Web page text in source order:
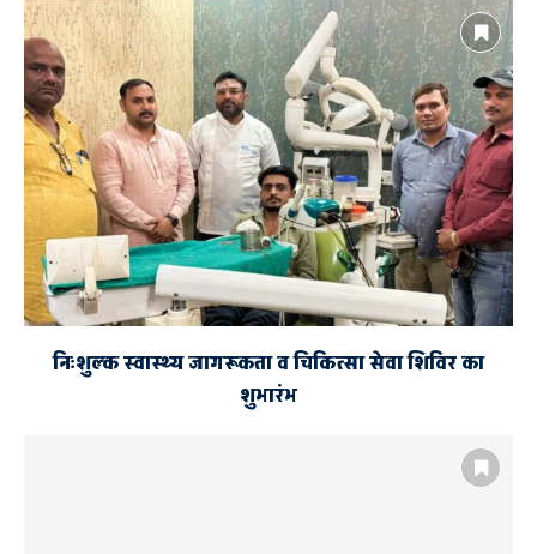
निःशुल्क स्वास्थ्य जागरूकता व चिकित्सा सेवा शिविर का
शुभारंभ